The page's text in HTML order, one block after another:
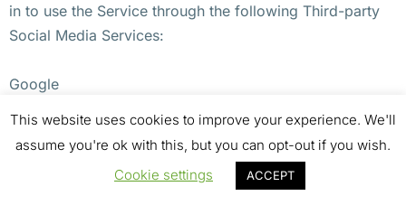
in to use the Service through the following Third-party
Social Media Services:
Google
If You decide to register through or otherwise grant us
This website uses cookies to improve your experience. We'll
assume you're ok with this, but you can opt-out if you wish.
Cookie settings
ACCEPT